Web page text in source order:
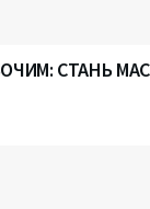
СТАНЬ